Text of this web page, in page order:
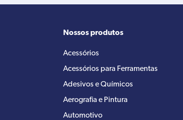
Nossos produtos
Acessórios
Acessórios para Ferramentas
Adesivos e Químicos
Aerografia e Pintura
Automotivo